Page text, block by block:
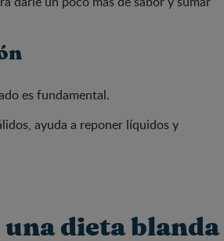
es fundamental.
ayuda a reponer líquidos y
una dieta blanda